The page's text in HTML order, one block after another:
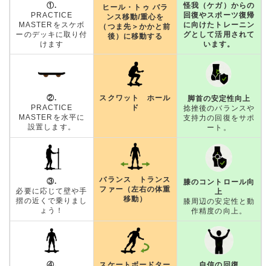
①.
PRACTICE
MASTERをスケボ
ーのデッキに取り付
けます
ヒール・トゥ バラ
ンス移動/重心を
（つま先＞かかと前
後）に移動する
怪我（ケガ）からの
回復やスポーツ復帰
に向けたトレーニン
グとして活用されて
います。
②.
PRACTICE
MASTERを水平に
設置します。
スクワット ホール
ド
脚首の安定性向上
捻挫後のバランスや
支持力の回復をサポ
ート。
③.
必要に応じて壁や手
摺の近くで乗りまし
ょう！
バランス トランス
ファー（左右の体重
移動）
膝のコントロール向
上
膝周辺の安定性と動
作精度の向上。